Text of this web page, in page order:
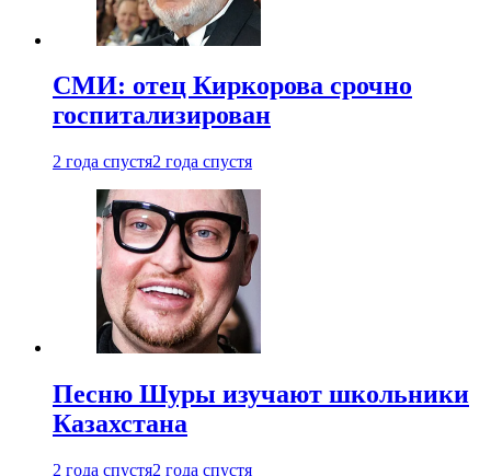
СМИ: отец Киркорова срочно
госпитализирован
2 года спустя2 года спустя
Песню Шуры изучают школьники
Казахстана
2 года спустя2 года спустя